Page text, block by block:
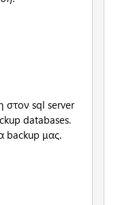
στον sql server
databases.
backup μας.